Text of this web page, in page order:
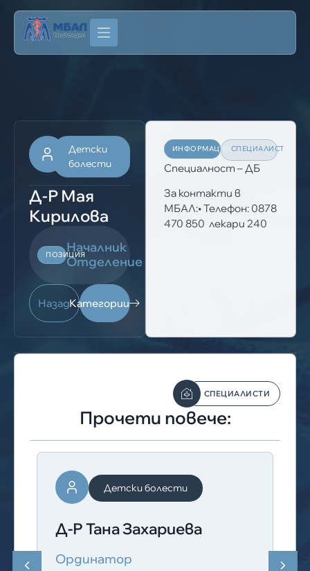
Детски болести
Д-Р Тана Захариева
Ординатор
Прочети повече:
СПЕЦИАЛИСТИ
ИНФОРМАЦИЯ СПЕЦИАЛИСТ
Специалност – ДБ
За контакти в
МБАЛ:• Телефон: 0878
470 850 лекари 240
Детски
болести
Д-Р Мая
Кирилова
ПОЗИЦИЯНачалник
Отделение
НазадКатегории